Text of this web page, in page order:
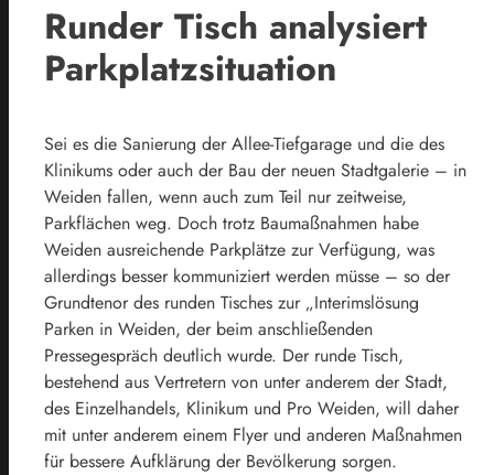
Runder Tisch analysiert
Parkplatzsituation
Sei es die Sanierung der Allee-Tiefgarage und die des
Klinikums oder auch der Bau der neuen Stadtgalerie – in
Weiden fallen, wenn auch zum Teil nur zeitweise,
Parkflächen weg. Doch trotz Baumaßnahmen habe
Weiden ausreichende Parkplätze zur Verfügung, was
allerdings besser kommuniziert werden müsse – so der
Grundtenor des runden Tisches zur „Interimslösung
Parken in Weiden, der beim anschließenden
Pressegespräch deutlich wurde. Der runde Tisch,
bestehend aus Vertretern von unter anderem der Stadt,
des Einzelhandels, Klinikum und Pro Weiden, will daher
mit unter anderem einem Flyer und anderen Maßnahmen
für bessere Aufklärung der Bevölkerung sorgen.